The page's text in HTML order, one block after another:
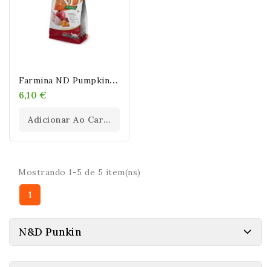
F
Armina ND Pumpkin Grain Free Codorniz Gato
6,10 €
Adicionar Ao Carrinho
Mostrando 1-5 de 5 item(ns)
1
N&D Punkin